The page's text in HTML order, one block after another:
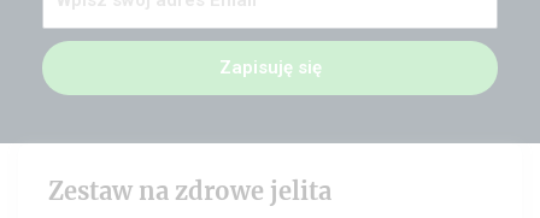
Zapisuję się
Zestaw na zdrowe jelita